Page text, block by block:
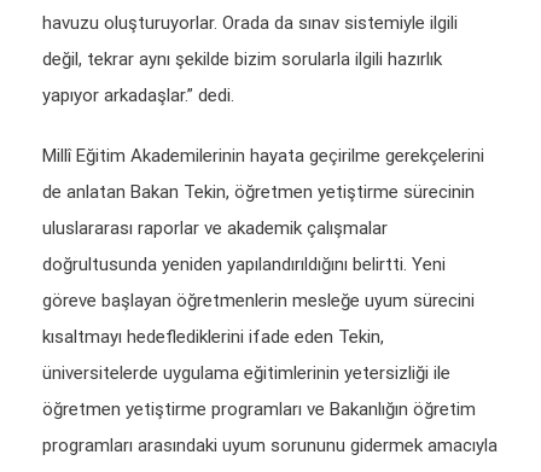
havuzu oluşturuyorlar. Orada da sınav sistemiyle ilgili
değil, tekrar aynı şekilde bizim sorularla ilgili hazırlık
yapıyor arkadaşlar.” dedi.
Millî Eğitim Akademilerinin hayata geçirilme gerekçelerini
de anlatan Bakan Tekin, öğretmen yetiştirme sürecinin
uluslararası raporlar ve akademik çalışmalar
doğrultusunda yeniden yapılandırıldığını belirtti. Yeni
göreve başlayan öğretmenlerin mesleğe uyum sürecini
kısaltmayı hedeflediklerini ifade eden Tekin,
üniversitelerde uygulama eğitimlerinin yetersizliği ile
öğretmen yetiştirme programları ve Bakanlığın öğretim
programları arasındaki uyum sorununu gidermek amacıyla